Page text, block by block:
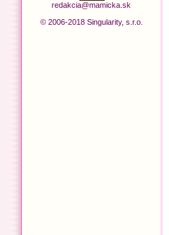
redakcia@mamicka.sk
© 2006-2018 Singularity, s.r.o.